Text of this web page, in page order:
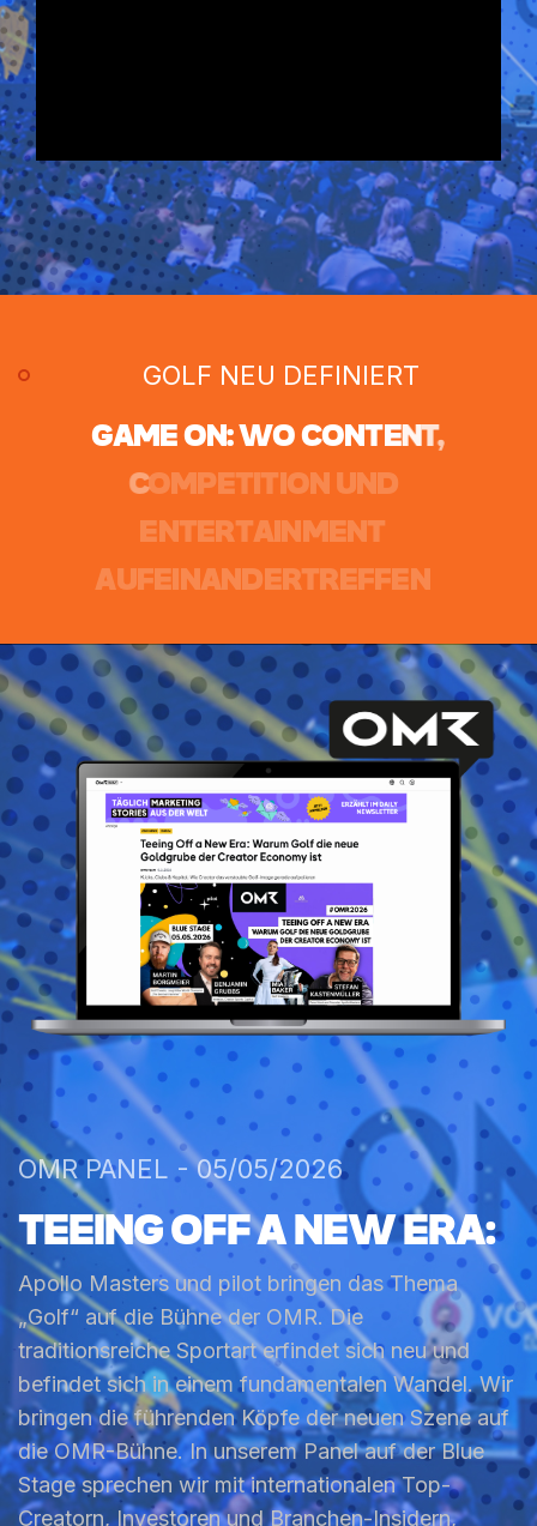
GOLF NEU DEFINIERT
GAMEON:WOCONTENT,
COMPETITIONUND
ENTERTAINMENT
AUFEINANDERTREFFEN
OMR PANEL - 05/05/2026
TEEINGOFFANEWERA:
Apollo Masters und pilot bringen das Thema
„Golf“ auf die Bühne der OMR. Die
traditionsreiche Sportart erfindet sich neu und
befindet sich in einem fundamentalen Wandel. Wir
bringen die führenden Köpfe der neuen Szene auf
die OMR-Bühne. In unserem Panel auf der Blue
Stage sprechen wir mit internationalen Top-
Creatorn, Investoren und Branchen-Insidern,